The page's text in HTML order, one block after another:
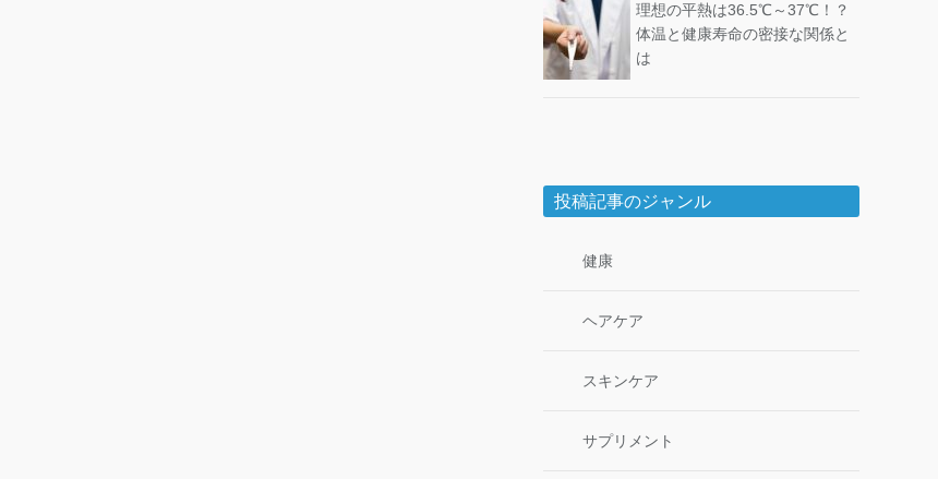
理想の平熱は36.5℃～37℃！？
体温と健康寿命の密接な関係と
は
投稿記事のジャンル
健康
ヘアケア
スキンケア
サプリメント